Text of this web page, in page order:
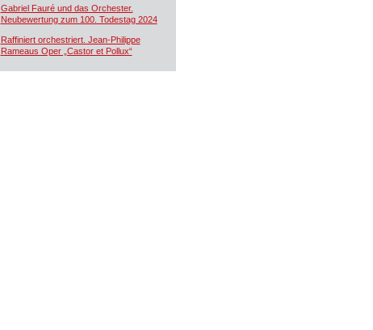
Gabriel Fauré und das Orchester.
Neubewertung zum 100. Todestag 2024
Raffiniert orchestriert. Jean-Philippe
Rameaus Oper „Castor et Pollux“